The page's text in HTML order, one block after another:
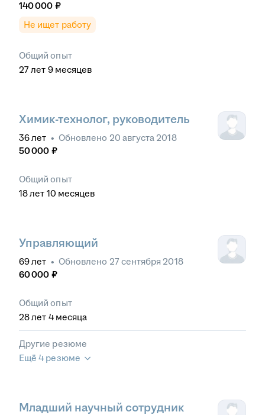
140 000 ₽
Не ищет работу
Общий опыт
27лет 9 месяцев
Химик-технолог, руководитель
36лет • Обновлено 20 августа 2018
50 000 ₽
Общий опыт
18лет 10 месяцев
Управляющий
69лет • Обновлено 27 сентября 2018
60 000 ₽
Общий опыт
28лет 4 месяца
Другие резюме
Ещё 4 резюме
Младший научный сотрудник